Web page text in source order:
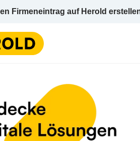
Firmeneintrag auf Herold